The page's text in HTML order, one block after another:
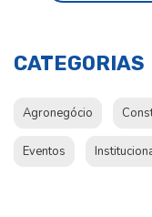
CATEGORIAS
Agronegócio
Eventos